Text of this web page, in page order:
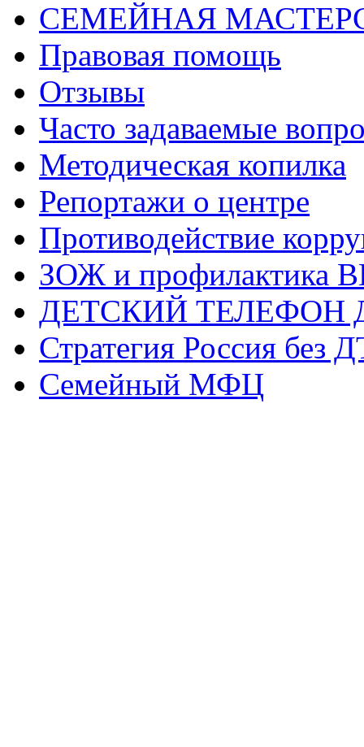
СЕМЕЙНАЯ
Правовая помощь
Отзывы
Часто задаваемые
Методическая копилка
Репортажи о центре
Противодействие
ЗОЖ и профилактика
ДЕТСКИЙ ТЕЛЕФОН
Стратегия Россия без
Семейный МФЦ